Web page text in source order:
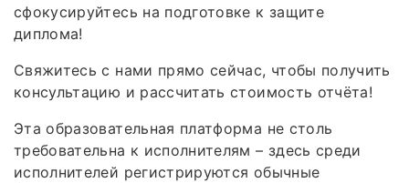
сфокусируйтесь на подготовке к защите
диплома!
Свяжитесь с нами прямо сейчас, чтобы получить
консультацию и рассчитать стоимость отчёта!
Эта образовательная платформа не столь
требовательна к исполнителям – здесь среди
исполнителей регистрируются обычные